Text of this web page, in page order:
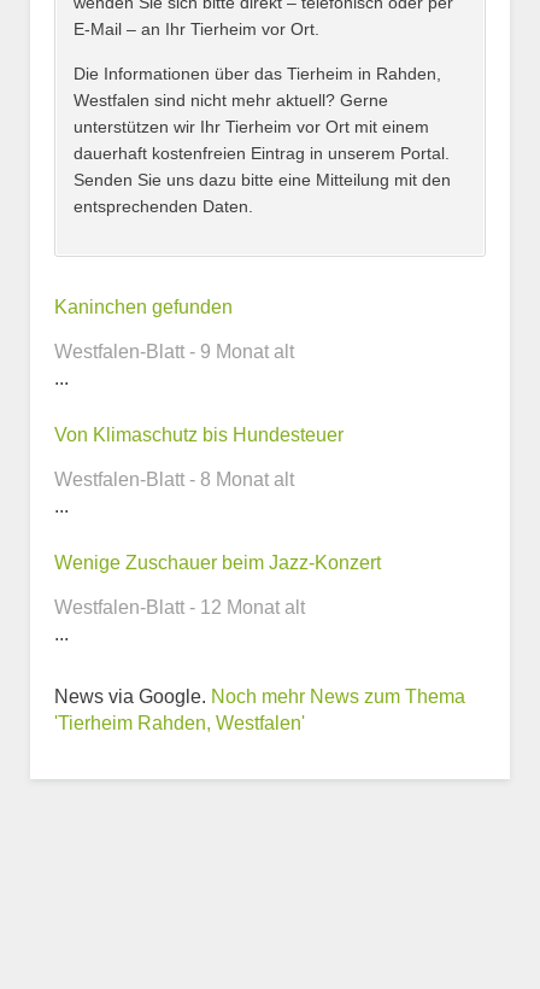
Kontaktmöglichkeiten
Telefonnummer
Webseite
zum Tierheim
E-Mail – an Ihr Tierheim vor Ort.
Die Informationen über das Tierheim in Rahden,
Westfalen sind nicht mehr aktuell? Gerne
unterstützen wir Ihr Tierheim vor Ort mit einem
dauerhaft kostenfreien Eintrag in unserem Portal.
Senden Sie uns dazu bitte eine Mitteilung mit den
entsprechenden Daten.
Kaninchen gefunden
Westfalen-Blatt - 9 Monat alt
...
Von Klimaschutz bis Hundesteuer
Westfalen-Blatt - 8 Monat alt
...
Wenige Zuschauer beim Jazz-Konzert
Westfalen-Blatt - 12 Monat alt
...
News via Google. Noch mehr News zum Thema
'Tierheim Rahden, Westfalen'